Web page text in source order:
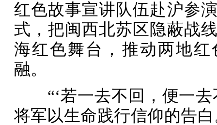
红色故事宣讲队伍赴沪参
式，把闽西北苏区隐蔽战
海红色舞台，推动两地
融。
“‘若一去不回，便一去
将军以生命践行信仰的告